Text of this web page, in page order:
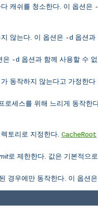
캐쉬를 청소한다. 이 옵션은
않는다. 이 옵션은 -d 옵션과
은 -d 옵션과 함께 사용할 수 없
동작하지 않는다고 가정한
로세스를 위해 느리게 동작한
토리로 지정한다. CacheRoot
로 제한한다. 값은 기본적으
경우에만 동작한다. 이 옵션은